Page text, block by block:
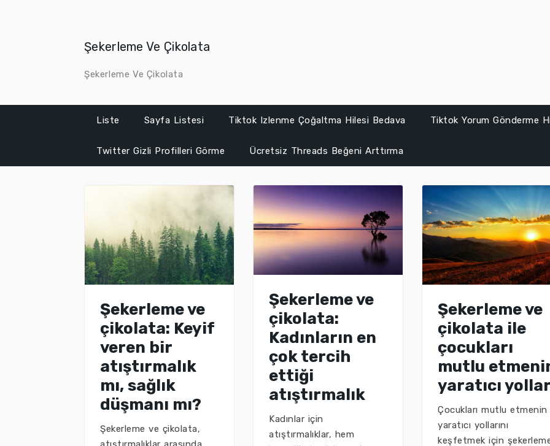
Şekerleme Ve Çikolata
Şekerleme Ve Çikolata
Liste Sayfa Listesi Tiktok Izlenme Çoğaltma Hilesi Bedava Tiktok Yorum Gönderme
Twitter Gizli Profilleri Görme Ücretsiz Threads Beğeni Arttırma
Şekerleme ve
çikolata: Keyif
veren bir
atıştırmalık
mı, sağlık
düşmanı mı?
Şekerleme ve çikolata,
Şekerleme ve
çikolata:
Kadınların en
çok tercih
ettiği
atıştırmalık
Kadınlar için
atıştırmalıklar, hem
Şekerleme ve
çikolata ile
çocukları
mutlu
yaratıcı
Çocukları mutlu etmenin
yaratıcı yollarını
keşfetmek için